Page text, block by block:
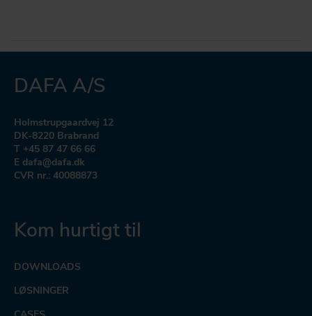
DAFA A/S
Holmstrupgaardvej 12
DK-8220 Brabrand
T +45 87 47 66 66
E dafa@dafa.dk
CVR nr.: 40088873
Kom hurtigt til
DOWNLOADS
LØSNINGER